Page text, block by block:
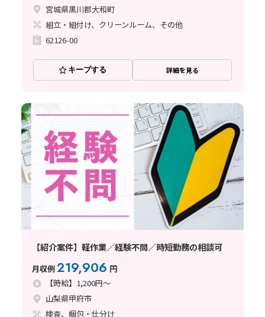
宮城県黒川郡大和町
組立・組付け、クリーンルーム、その他
62126-00
キープする 詳細を見る
【紹介案件】軽作業／経験不問／時短勤務の相談可
月収例219,906 円
【時給】1,200円～
山梨県甲府市
検査、梱包・仕分け